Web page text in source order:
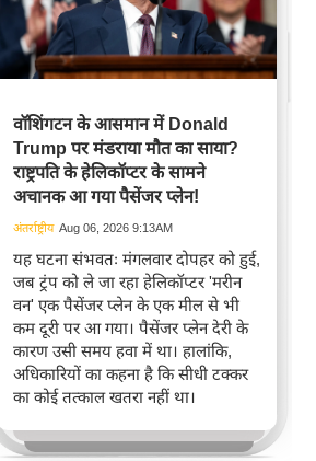
वॉशिंगटन के आसमान में Donald
Trump पर मंडराया मौत का साया?
राष्ट्रपति के हेलिकॉप्टर के सामने
अचानक आ गया पैसेंजर प्लेन!
अंतर्राष्ट्रीय Aug 06, 2026 9:13AM
यह घटना संभवतः मंगलवार दोपहर को हुई,
जब ट्रंप को ले जा रहा हेलिकॉप्टर 'मरीन
वन' एक पैसेंजर प्लेन के एक मील से भी
कम दूरी पर आ गया। पैसेंजर प्लेन देरी के
कारण उसी समय हवा में था। हालांकि,
अधिकारियों का कहना है कि सीधी टक्कर
का कोई तत्काल खतरा नहीं था।